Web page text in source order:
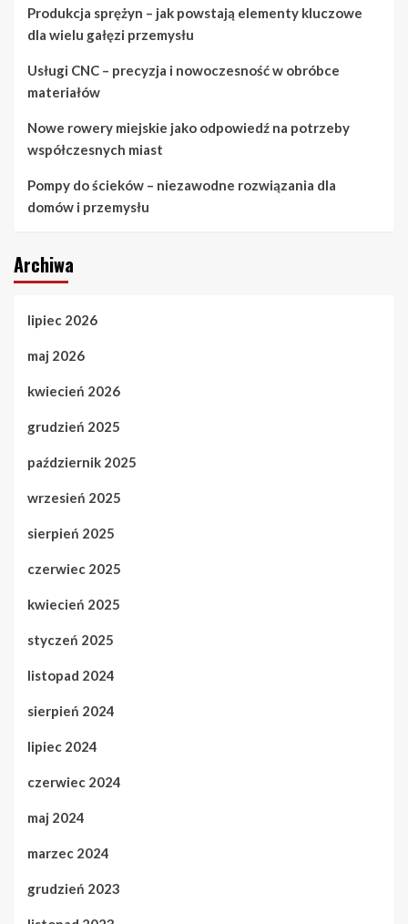
Produkcja sprężyn – jak powstają elementy kluczowe
dla wielu gałęzi przemysłu
Usługi CNC – precyzja i nowoczesność w obróbce
materiałów
Nowe rowery miejskie jako odpowiedź na potrzeby
współczesnych miast
Pompy do ścieków – niezawodne rozwiązania dla
domów i przemysłu
Archiwa
lipiec 2026
maj 2026
kwiecień 2026
grudzień 2025
październik 2025
wrzesień 2025
sierpień 2025
czerwiec 2025
kwiecień 2025
styczeń 2025
listopad 2024
sierpień 2024
lipiec 2024
czerwiec 2024
maj 2024
marzec 2024
grudzień 2023